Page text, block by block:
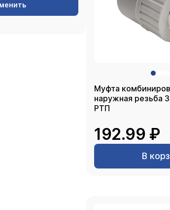
Муфта
наружная резьба 32х
РТП
192.99 ₽
В